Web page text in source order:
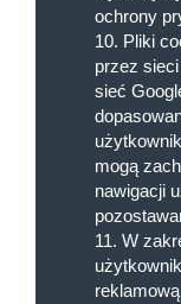
ochrony
10. Pliki
przez
sieć
mogą
nawigacji
11. W